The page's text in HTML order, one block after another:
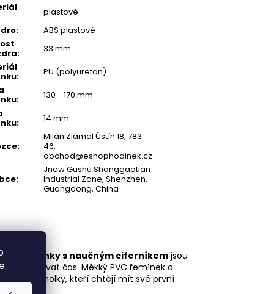
.
plastové
:
ABS plastové
:
33 mm
:
PU (polyuretan)
:
130 - 170 mm
: 14 mm
:
Milan Zlámal Ústín 18, 783
46,
obchod@eshophodinek.cz
:
Jnew Gushu Shanggaotian
Industrial Zone, Shenzhen,
Guangdong, China
hodinky s naučným ciferníkem jsou
poznávat čas. Měkký PVC řemínek a
kluky i holky, kteří chtějí mít své první